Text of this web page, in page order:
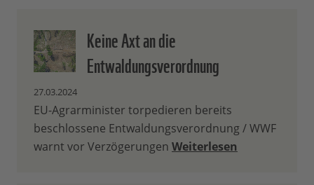
Keine Axt an die
Entwaldungsverordnung
27.03.2024
EU-Agrarminister torpedieren bereits
beschlossene Entwaldungsverordnung / WWF
warnt vor Verzögerungen Weiterlesen